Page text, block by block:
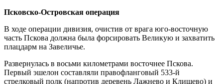
Псковско-Островская операция
В ходе операции дивизия, очистив от врага юго-восточную
часть Пскова должна была форсировать Великую и захватить
плацдарм на Завеличье.
Развернулась в восьми километрами восточнее Пскова.
Первый эшелон составляли правофланговый 533-й
стрелковый полк (напротив деревень Лажнево и Клишево) и